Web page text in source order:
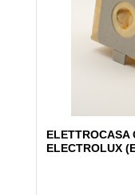
ELETTROCASA
ELECTROLUX